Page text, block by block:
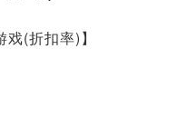
(折扣率)】